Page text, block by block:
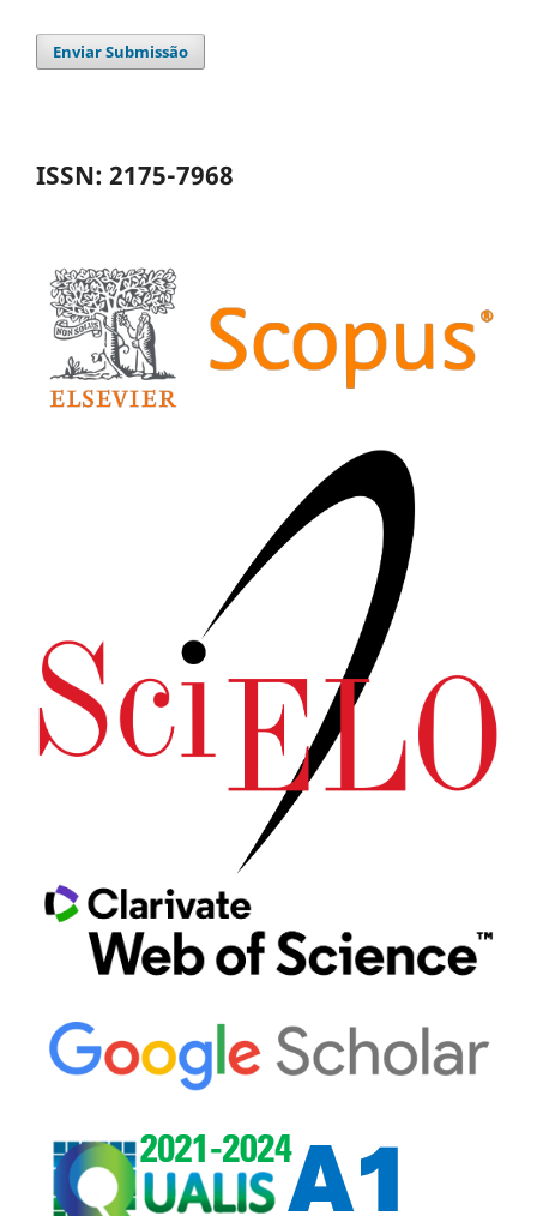
Enviar Submissão
ISSN: 2175-7968